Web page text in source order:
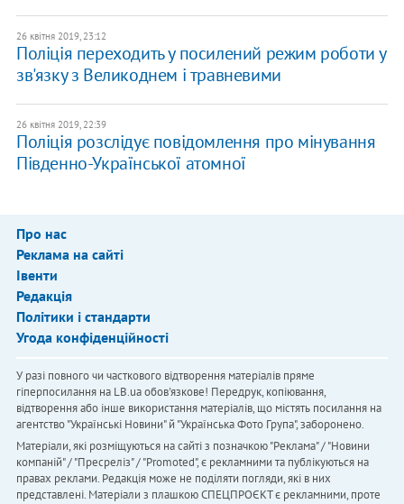
26 квітня 2019, 23:12
Поліція переходить у посилений режим роботи у
зв'язку з Великоднем і травневими
26 квітня 2019, 22:39
Поліція розслідує повідомлення про мінування
Південно-Української атомної
Про нас
Реклама на сайті
Івенти
Редакція
Політики і стандарти
Угода конфіденційності
У разі повного чи часткового відтворення матеріалів пряме
гіперпосилання на LB.ua обов'язкове! Передрук, копіювання,
відтворення або інше використання матеріалів, що містять посилання на
агентство "Українськi Новини" й "Українська Фото Група", заборонено.
Матеріали, які розміщуються на сайті з позначкою "Реклама" / "Новини
компаній" / "Пресреліз" / "Promoted", є рекламними та публікуються на
правах реклами. Редакція може не поділяти погляди, які в них
представлені. Матеріали з плашкою СПЕЦПРОЄКТ є рекламними, проте